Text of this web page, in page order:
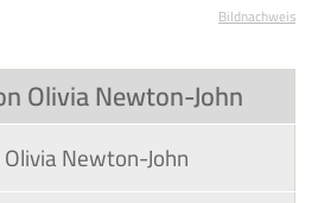
Bildnachweis
Olivia Newton-John
Olivia Newton-John